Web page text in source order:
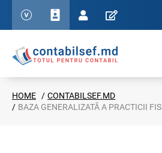
HOME
CONTABILSEF.MD
BAZA GENERALIZATĂ A PRACTICII FISCALE